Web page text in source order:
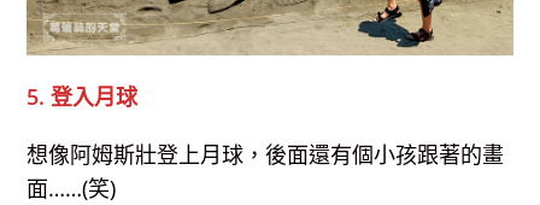
5. 登入月球
想像阿姆斯壯登上月球，後面還有個小孩跟著的畫
面……(笑)